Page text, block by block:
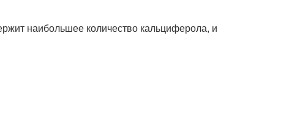
наибольшее количество кальциферола, и